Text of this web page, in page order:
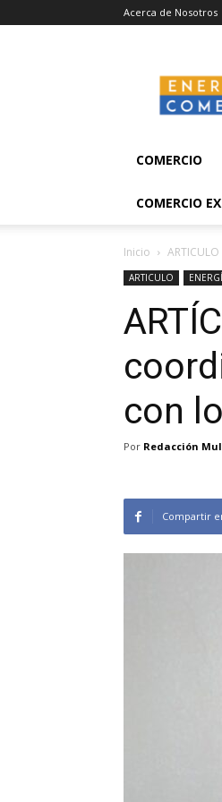
Acerca de Nosotros
Industria,
y
COMERCIO
COMERCIO
Inicio ARTICULO
ARTICULO
con
Por Redacción
Compartir